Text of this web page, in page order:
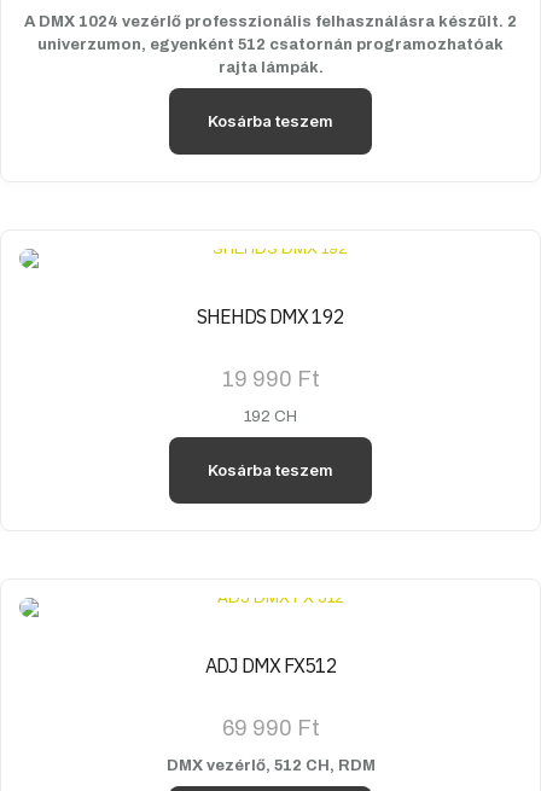
A DMX 1024 vezérlő professzionális felhasználásra készült. 2
univerzumon, egyenként 512 csatornán programozhatóak
rajta lámpák.
Kosárba teszem
SHEHDS DMX 192
19 990 Ft
192 CH
Kosárba teszem
ADJ DMX FX512
69 990 Ft
DMX vezérlő, 512 CH, RDM